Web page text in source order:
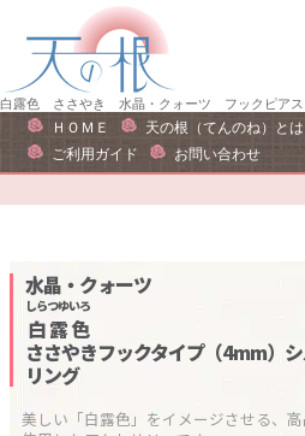
ー
ン
白露色 ささやき 水晶・クォーツ フックピアス
ＨＯＭＥ 天の根（てんのね）とは
ご利用ガイド
お問い合わせ
ピアス・イヤリング
リング
運勢
誕生石で選ぶ
干支石で選ぶ
星
水晶・クォーツ
白露色
しらつゆいろ
ささやきフックタイプ（4mm）
リング
美しい「白露色」をイメージさせる、